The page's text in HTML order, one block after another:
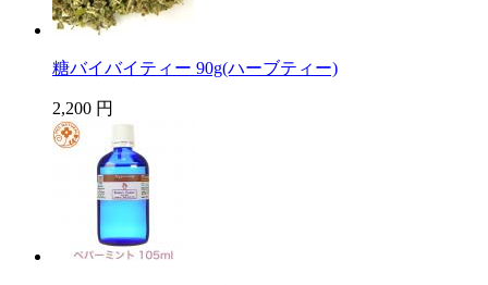
糖バイバイティー 90g(ハーブティー)
2,200 円